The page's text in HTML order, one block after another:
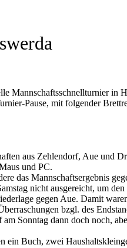
Mannschaftsschnellturnier
Pause, mit folgender
aus Zehlendorf, Aue und
und PC.
das Mannschaftsergebnis
nicht ausgereicht, um
gegen Aue. Damit
bzgl. des
Sonntag dann doch noch,
Buch, zwei